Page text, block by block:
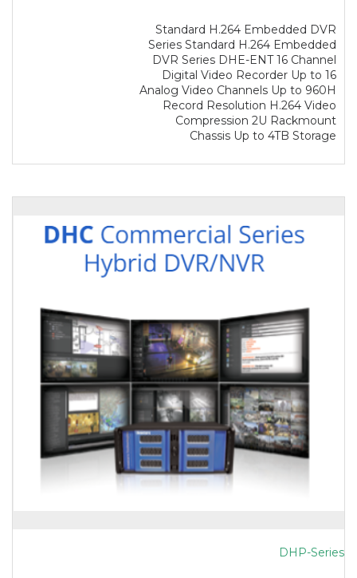
Standard H.264 Embedded DVR
Series Standard H.264 Embedded
DVR Series DHE-ENT 16 Channel
Digital Video Recorder Up to 16
Analog Video Channels Up to 960H
Record Resolution H.264 Video
Compression 2U Rackmount
Chassis Up to 4TB Storage
DHP-Series